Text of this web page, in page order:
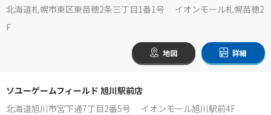
北海道札幌市東区東苗穂2条三丁目1番1号 イオンモール札幌苗穂2
F
地図 詳細
ソユーゲームフィールド 旭川駅前店
北海道旭川市宮下通7丁目2番5号 イオンモール旭川駅前4F